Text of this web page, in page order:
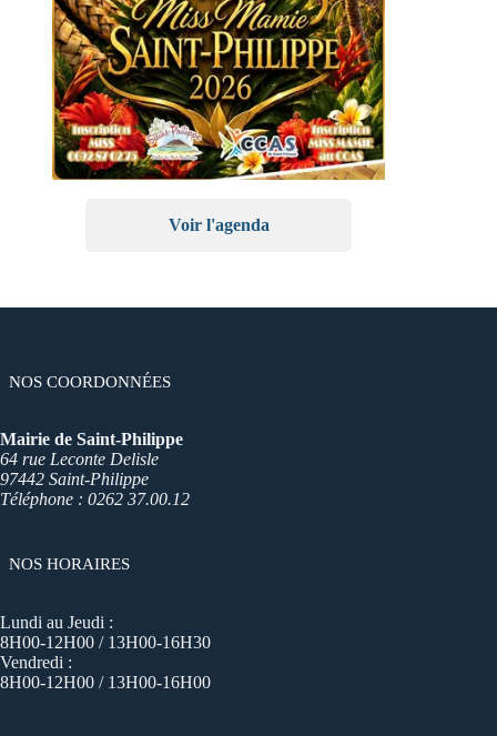
Voir l'agenda
NOS COORDONNÉES
Mairie de Saint-Philippe
64 rue Leconte Delisle
97442 Saint-Philippe
Téléphone : 0262 37.00.12
NOS HORAIRES
Lundi au Jeudi :
8H00-12H00 / 13H00-16H30
Vendredi :
8H00-12H00 / 13H00-16H00